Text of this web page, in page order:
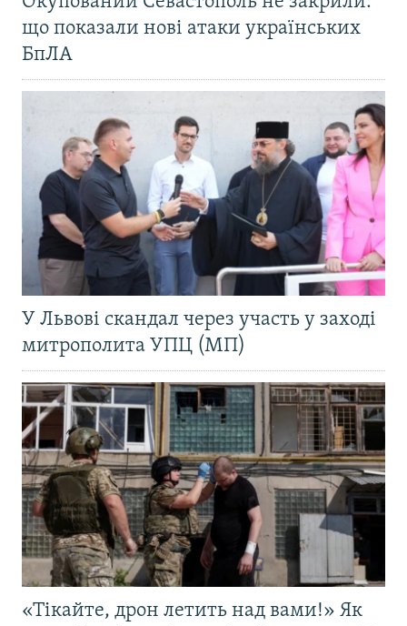
що показали нові атаки українських
БпЛА
У Львові скандал через участь у заході
митрополита УПЦ (МП)
«Тікайте, дрон летить над вами!» Як